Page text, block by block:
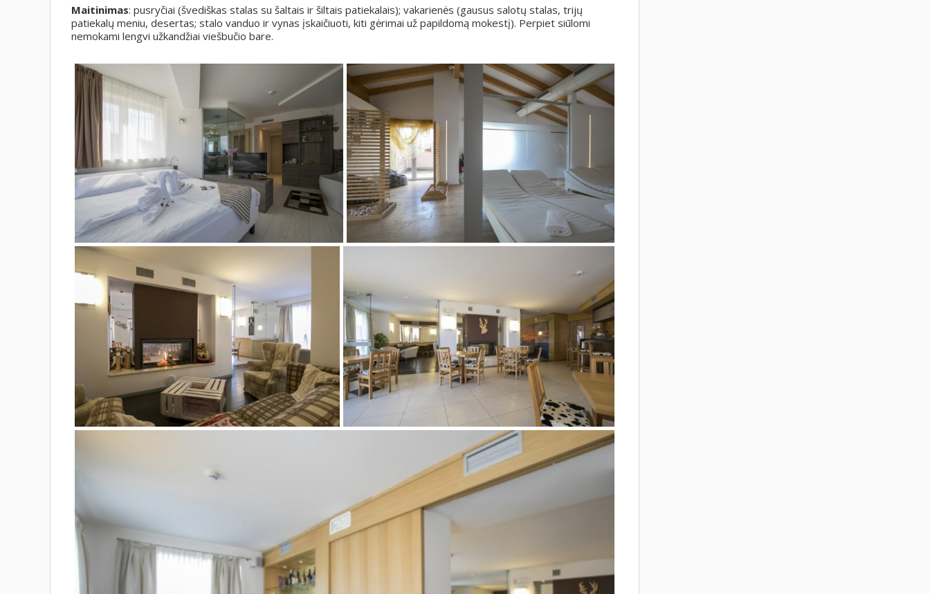
Maitinimas: pusryčiai (švediškas stalas su šaltais ir šiltais patiekalais); vakarienės (gausus salotų stalas, trijų
patiekalų meniu, desertas; stalo vanduo ir vynas įskaičiuoti, kiti gėrimai už papildomą mokestį). Perpiet siūlomi
nemokami lengvi užkandžiai viešbučio bare.